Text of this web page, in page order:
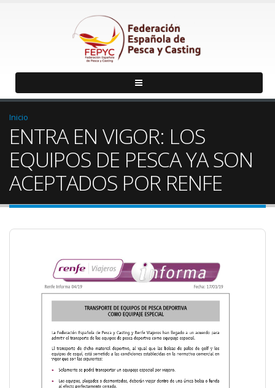
Inicio
ENTRA EN VIGOR: LOS
EQUIPOS DE PESCA YA SON
ACEPTADOS POR RENFE